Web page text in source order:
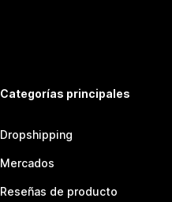
Categorías principales
Dropshipping
Mercados
Reseñas de producto